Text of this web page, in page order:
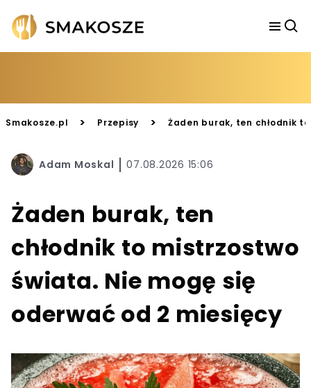
Smakosze.pl > Przepisy > Żaden burak, ten chłodnik
Adam Moskal 07.08.2026 15:06
Żaden burak, ten
chłodnik to mistrzostwo
świata. Nie mogę się
oderwać od 2 miesięcy